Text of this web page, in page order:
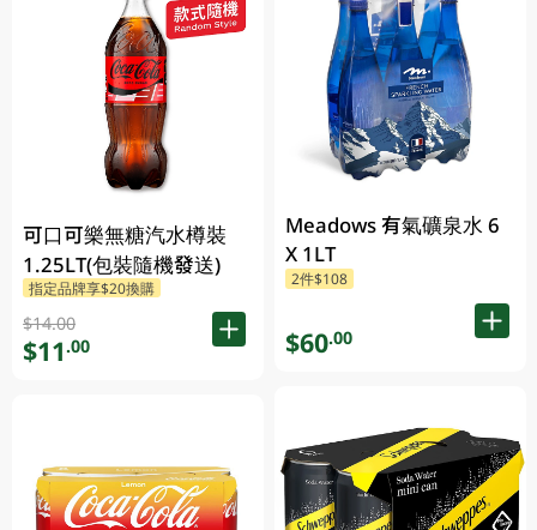
可口可樂無糖汽水樽裝
1.25LT(包裝隨機發送)
指定品牌享$20換購
$14.00
$11.00
Meadows 有氣礦泉水 6
X 1LT
2件$108
$60.00